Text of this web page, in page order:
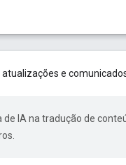
e
de IA na tradução de